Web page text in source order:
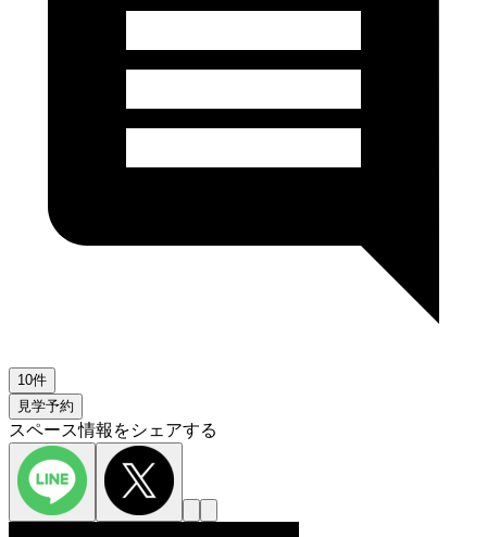
10件
見学予約
スペース情報をシェアする